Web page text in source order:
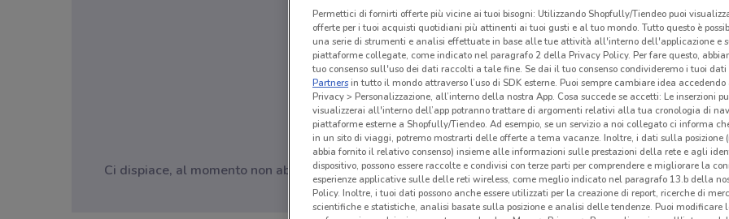
Ci dispiace, al momento non abbiamo pubblicato volantini nella tua zona. Riprova più tardi.
Permettici di fornirti offerte più vicine ai tuoi bisogni: Utilizzando Shopfully/Tiendeo puoi
offerte per i tuoi acquisti quotidiani più attinenti ai tuoi gusti e al tuo mondo. Tutto questo è
una serie di strumenti e analisi effettuate in base alle tue attività all'interno dell'applicazione e
piattaforme collegate, come indicato nel paragrafo 2 della Privacy Policy. Per fare questo,
tuo consenso sull'uso dei dati raccolti a tale fine. Se dai il tuo consenso condivideremo i tuoi dati
Partnersin tutto il mondo attraverso l’uso di SDK esterne. Puoi sempre cambiare idea accedendo
Privacy > Personalizzazione, all’interno della nostra App. Cosa succede se accetti: Le inserzioni
visualizzerai all'interno dell’app potranno trattare di argomenti relativi alla tua cronologia di
piattaforme esterne a Shopfully/Tiendeo. Ad esempio, se un servizio a noi collegato ci informa
in un sito di viaggi, potremo mostrarti delle offerte a tema vacanze. Inoltre, i dati sulla posizione
abbia fornito il relativo consenso) insieme alle informazioni sulle prestazioni della rete e agli
dispositivo, possono essere raccolte e condivisi con terze parti per comprendere e migliorare la
esperienze applicative sulle delle reti wireless, come meglio indicato nel paragrafo 13.b della
Policy. Inoltre, i tuoi dati possono anche essere utilizzati per la creazione di report, ricerche di
scientifiche e statistiche, analisi basate sulla posizione e analisi delle tendenze. Puoi modificare